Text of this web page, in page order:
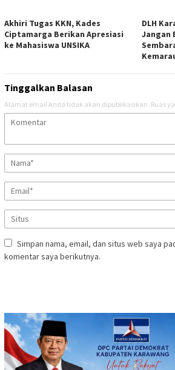
Akhiri Tugas KKN, Kades
Ciptamarga Berikan Apresiasi
ke Mahasiswa UNSIKA
DLH
Jangan
Tinggalkan Balasan
Alamat email Anda tidak akan dipublikasikan. Ruas
Simpan nama, email, dan situs web saya
komentar saya berikutnya.